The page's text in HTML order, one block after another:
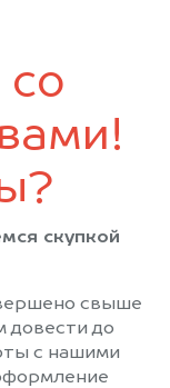
скупкой
свыше
довести до
с нашими